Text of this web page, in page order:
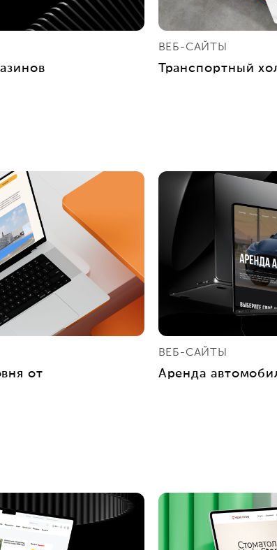
ВЕБ-САЙТЫ
Транспортный
от
ВЕБ-САЙТЫ
Аренда